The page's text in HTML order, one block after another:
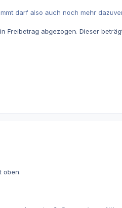
darf also auch noch mehr
Freibetrag abgezogen. Dieser
oben.